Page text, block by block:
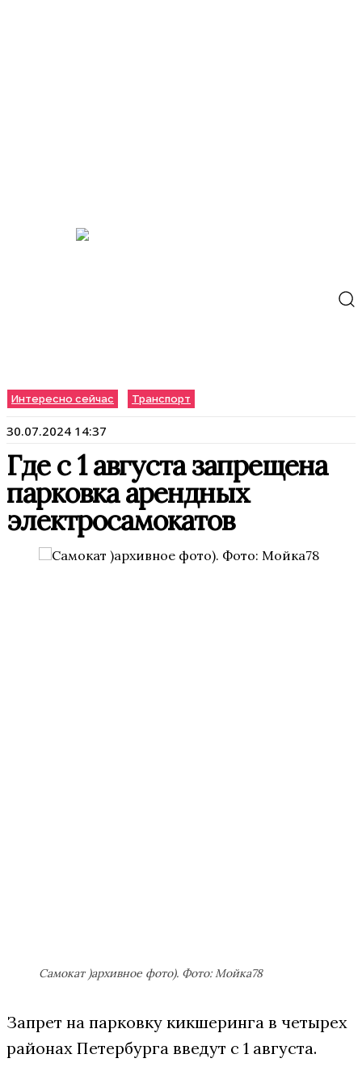
Интересно сейчас Транспорт
30.07.2024 14:37
Где с 1 августа запрещена
парковка арендных
электросамокатов
Самокат )архивное фото). Фото: Мойка78
Запрет на парковку кикшеринга в четырех
районах Петербурга введут с 1 августа.